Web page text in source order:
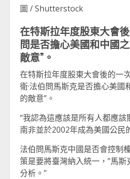
圖 / Shutterstock
在特斯拉年度股東大會
問是否擔心美國和中國
敵意”。
在特斯拉年度股東大會後的一
衛·法伯問馬斯克是否擔心美國
的敵意”。
“我認為這應該是所有人都應該
南非並於2002年成為美國公民
法伯問馬斯克中國是否會控制
策是要將臺灣納入統一，”馬斯
分析。”